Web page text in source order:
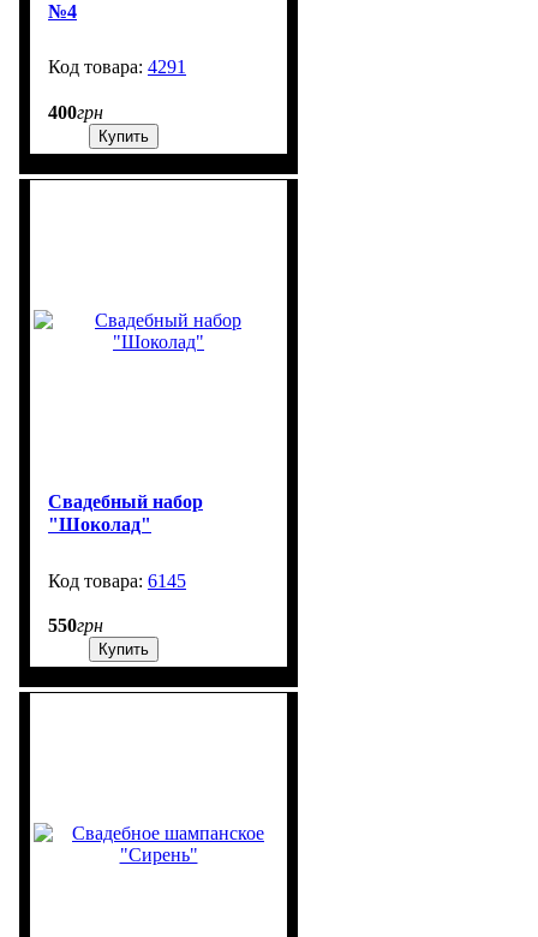
№4
4291
400грн
Купить
Свадебный набор
"Шоколад"
6145
550грн
Купить